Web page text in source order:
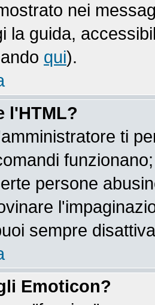
nei
la guida,
qui).
l'HTML?
ti
persone
sempre
Emoticon?